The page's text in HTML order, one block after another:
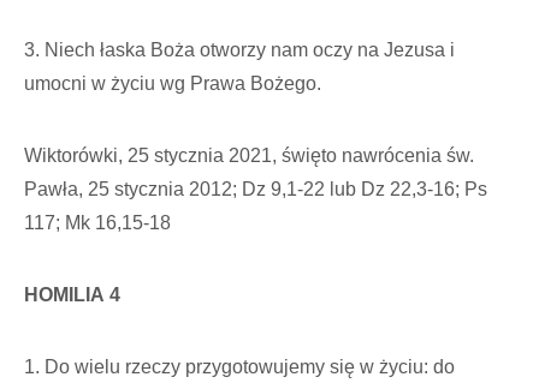
3. Niech łaska Boża otworzy nam oczy na Jezusa i
umocni w życiu wg Prawa Bożego.
Wiktorówki, 25 stycznia 2021, święto nawrócenia św.
Pawła, 25 stycznia 2012; Dz 9,1-22 lub Dz 22,3-16; Ps
117; Mk 16,15-18
HOMILIA 4
1. Do wielu rzeczy przygotowujemy się w życiu: do